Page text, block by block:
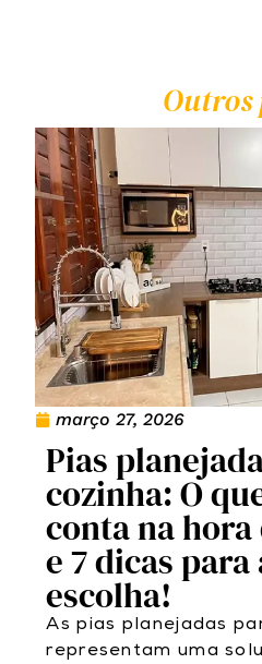
Outros
março 27, 2026
Pias
cozinha: O
conta na
e 7 dicas
escolha!
As pias planejadas
representam uma